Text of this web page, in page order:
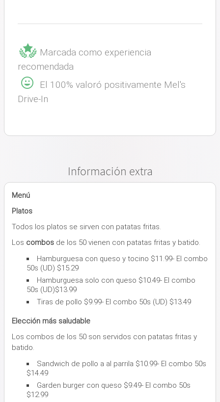
Marcada como experiencia
recomendada
El 100% valoró positivamente Mel's
Drive-In
Información extra
Menú
Platos
Todos los platos se sirven con patatas fritas.
Los combos de los 50 vienen con patatas fritas y batido.
Hamburguesa con queso y tocino $11.99- El combo
50s (UD) $15.29
Hamburguesa solo con queso $10.49- El combo
50s (UD)$13.99
Tiras de pollo $9.99- El combo 50s (UD) $13.49
Elección más saludable
Los combos de los 50 son servidos con patatas fritas y
batido.
Sandwich de pollo a al parrila $10.99- El combo 50s
$14.49
Garden burger con queso $9.49- El combo 50s
$12.99